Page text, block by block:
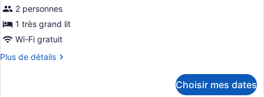
type
de
chambre :
Chambre,
grand
2 personnes
1 très grand lit
Wi-Fi gratuit
Plus de détails
Plus
Choisir mes dates